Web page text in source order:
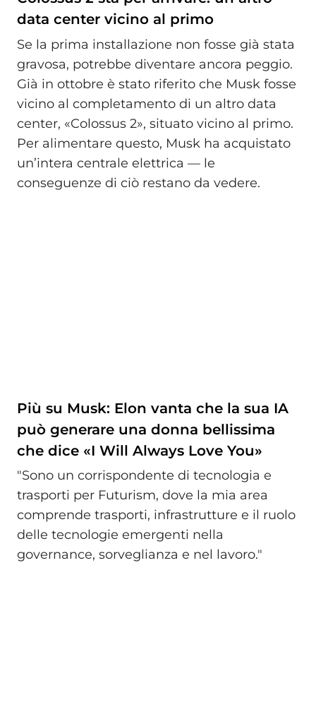
data center vicino al primo
Se la prima installazione non fosse già stata
gravosa, potrebbe diventare ancora peggio.
Già in ottobre è stato riferito che Musk fosse
vicino al completamento di un altro data
center, «Colossus 2», situato vicino al primo.
Per alimentare questo, Musk ha acquistato
un’intera centrale elettrica — le
conseguenze di ciò restano da vedere.
Più su Musk: Elon vanta che la sua IA
può generare una donna bellissima
che dice «I Will Always Love You»
"Sono un corrispondente di tecnologia e
trasporti per Futurism, dove la mia area
comprende trasporti, infrastrutture e il ruolo
delle tecnologie emergenti nella
governance, sorveglianza e nel lavoro."